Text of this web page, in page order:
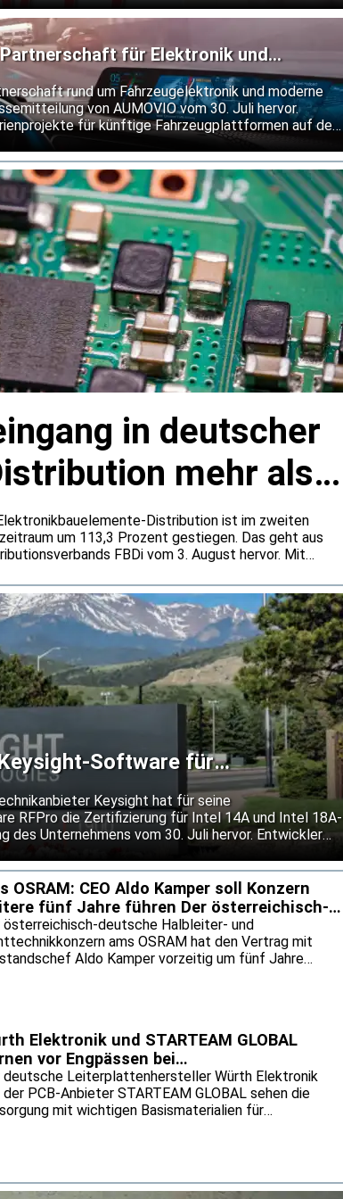
seiner bisherigen Prognose fest.
für Elektronik und
rund um Fahrzeugelektronik und moderne
von AUMOVIO vom 30. Juli hervor.
für künftige Fahrzeugplattformen auf den
Bremssystems MK C2 setzen sie bis
in deutscher
mehr als
Distribution ist im zweiten
um 113,3 Prozent gestiegen. Das geht aus
FBDi vom 3. August hervor. Mit
Der FBDi führt die außergewöhnlich hohen Bookings
stärkere Bevorratung zurück.
Software für
18A-P
Keysight hat für seine
RFPro die Zertifizierung für Intel 14A und Intel 18A-
des Unternehmens vom 30. Juli hervor. Entwickler
sollen ihre Entwürfe damit bereits vor dem Tape-
prüfen können. Keysight will so das
und den Einsatz neuer Prozessknoten
OSRAM: CEO Aldo Kamper soll Konzern
fünf Jahre führen Der österreichisch-
Halble
österreichisch-deutsche Halbleiter- und
ams OSRAM hat den Vertrag mit
Aldo Kamper vorzeitig um fünf Jahre
will der Konzern im optischen
sowie mit Anwendungen für Augmented
und Datenkommunikation wachsen.
Elektronik und STARTEAM GLOBAL
vor Engpässen bei
deutsche Leiterplattenhersteller Würth Elektronik
der PCB-Anbieter STARTEAM GLOBAL sehen die
mit wichtigen Basismaterialien für
bis fünfmal so viele Leiterplattenlagen wie
Anwendungen und entsprechend mehr